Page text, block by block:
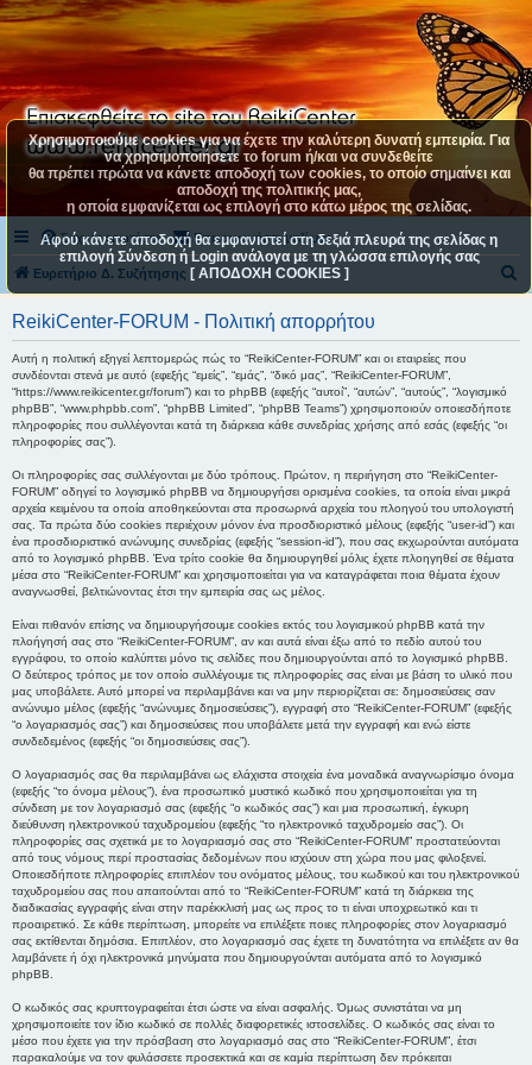
Συχνές ερωτήσεις Επικοινωνήστε μαζί μας
Ευρετήριο Δ. Συζήτησης
ReikiCenter-FORUM - Πολιτική απορρήτου
Αυτή η πολιτική εξηγεί λεπτομερώς πώς το “ReikiCenter-FORUM” και οι εταιρείες που
συνδέονται στενά με αυτό (εφεξής “εμείς”, “εμάς”, “δικό μας”, “ReikiCenter-FORUM”,
“https://www.reikicenter.gr/forum”) και το phpBB (εφεξής “αυτοί”, “αυτών”, “αυτούς”, “λογισμικό
phpBB”, “www.phpbb.com”, “phpBB Limited”, “phpBB Teams”) χρησιμοποιούν οποιεσδήποτε
πληροφορίες που συλλέγονται κατά τη διάρκεια κάθε συνεδρίας χρήσης από εσάς (εφεξής “οι
πληροφορίες σας”).
Οι πληροφορίες σας συλλέγονται με δύο τρόπους. Πρώτον, η περιήγηση στο “ReikiCenter-
FORUM” οδηγεί το λογισμικό phpBB να δημιουργήσει ορισμένα cookies, τα οποία είναι μικρά
αρχεία κειμένου τα οποία αποθηκεύονται στα προσωρινά αρχεία του πλοηγού του υπολογιστή
σας. Τα πρώτα δύο cookies περιέχουν μόνον ένα προσδιοριστικό μέλους (εφεξής “user-id”) και
ένα προσδιοριστικό ανώνυμης συνεδρίας (εφεξής “session-id”), που σας εκχωρούνται αυτόματα
από το λογισμικό phpBB. Ένα τρίτο cookie θα δημιουργηθεί μόλις έχετε πλοηγηθεί σε θέματα
μέσα στο “ReikiCenter-FORUM” και χρησιμοποιείται για να καταγράφεται ποια θέματα έχουν
αναγνωσθεί, βελτιώνοντας έτσι την εμπειρία σας ως μέλος.
Είναι πιθανόν επίσης να δημιουργήσουμε cookies εκτός του λογισμικού phpBB κατά την
πλοήγησή σας στο “ReikiCenter-FORUM”, αν και αυτά είναι έξω από το πεδίο αυτού του
εγγράφου, το οποίο καλύπτει μόνο τις σελίδες που δημιουργούνται από το λογισμικό phpBB.
Ο δεύτερος τρόπος με τον οποίο συλλέγουμε τις πληροφορίες σας είναι με βάση το υλικό που
μας υποβάλετε. Αυτό μπορεί να περιλαμβάνει και να μην περιορίζεται σε: δημοσιεύσεις σαν
ανώνυμο μέλος (εφεξής “ανώνυμες δημοσιεύσεις”), εγγραφή στο “ReikiCenter-FORUM” (εφεξής
“ο λογαριασμός σας”) και δημοσιεύσεις που υποβάλετε μετά την εγγραφή και ενώ είστε
συνδεδεμένος (εφεξής “οι δημοσιεύσεις σας”).
Ο λογαριασμός σας θα περιλαμβάνει ως ελάχιστα στοιχεία ένα μοναδικά αναγνωρίσιμο όνομα
(εφεξής “το όνομα μέλους”), ένα προσωπικό μυστικό κωδικό που χρησιμοποιείται για τη
σύνδεση με τον λογαριασμό σας (εφεξής “ο κωδικός σας”) και μια προσωπική, έγκυρη
διεύθυνση ηλεκτρονικού ταχυδρομείου (εφεξής “το ηλεκτρονικό ταχυδρομείο σας”). Οι
πληροφορίες σας σχετικά με το λογαριασμό σας στο “ReikiCenter-FORUM” προστατεύονται
από τους νόμους περί προστασίας δεδομένων που ισχύουν στη χώρα που μας φιλοξενεί.
Οποιεσδήποτε πληροφορίες επιπλέον του ονόματος μέλους, του κωδικού και του ηλεκτρονικού
ταχυδρομείου σας που απαιτούνται από το “ReikiCenter-FORUM” κατά τη διάρκεια της
διαδικασίας εγγραφής είναι στην παρέκκλισή μας ως προς το τι είναι υποχρεωτικό και τι
προαιρετικό. Σε κάθε περίπτωση, μπορείτε να επιλέξετε ποιες πληροφορίες στον λογαριασμό
σας εκτίθενται δημόσια. Επιπλέον, στο λογαριασμό σας έχετε τη δυνατότητα να επιλέξετε αν θα
λαμβάνετε ή όχι ηλεκτρονικά μηνύματα που δημιουργούνται αυτόματα από το λογισμικό
phpBB.
Ο κωδικός σας κρυπτογραφείται έτσι ώστε να είναι ασφαλής. Όμως συνιστάται να μη
χρησιμοποιείτε τον ίδιο κωδικό σε πολλές διαφορετικές ιστοσελίδες. Ο κωδικός σας είναι το
μέσο που έχετε για την πρόσβαση στο λογαριασμό σας στο “ReikiCenter-FORUM”, έτσι
παρακαλούμε να τον φυλάσσετε προσεκτικά και σε καμία περίπτωση δεν πρόκειται
Χρησιμοποιούμε cookies για να έχετε την καλύτερη δυνατή εμπειρία. Για
να χρησιμοποιήσετε το forum ή/και να συνδεθείτε
θα πρέπει πρώτα να κάνετε αποδοχή των cookies, το οποίο σημαίνει και
αποδοχή της πολιτικής μας,
η οποία εμφανίζεται ως επιλογή στο κάτω μέρος της σελίδας.
Αφού κάνετε αποδοχή θα εμφανιστεί στη δεξιά πλευρά της σελίδας η
επιλογή Σύνδεση ή Login ανάλογα με τη γλώσσα επιλογής σας
[ ΑΠΟΔΟΧΗ COOKIES ]